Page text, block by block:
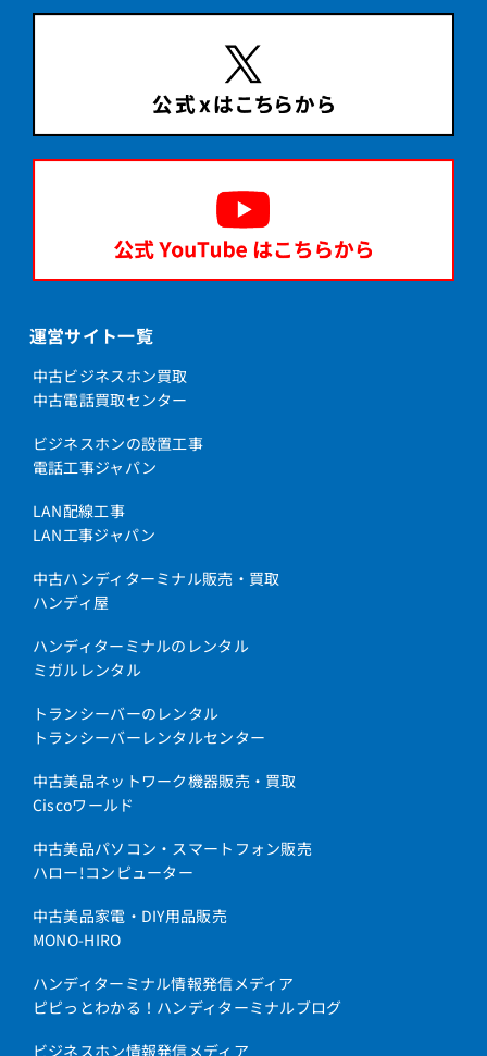
運営サイト一覧
中古ビジネスホン買取
中古電話買取センター
ビジネスホンの設置工事
電話工事ジャパン
LAN配線工事
LAN工事ジャパン
中古ハンディターミナル販売・買取
ハンディ屋
ハンディターミナルのレンタル
ミガルレンタル
トランシーバーのレンタル
トランシーバーレンタルセンター
中古美品ネットワーク機器販売・買取
Ciscoワールド
中古美品パソコン・スマートフォン販売
ハロー!コンピューター
中古美品家電・DIY用品販売
MONO-HIRO
ハンディターミナル情報発信メディア
ピピっとわかる！ハンディターミナルブログ
ビジネスホン情報発信メディア